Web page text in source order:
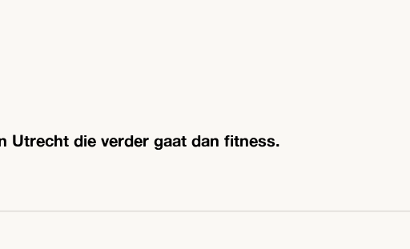
Utrecht die verder gaat dan fitness.